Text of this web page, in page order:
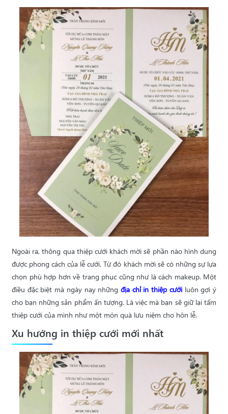
Ngoài ra, thông qua thiệp cưới khách mời sẽ phần nào hình dung
được phong cách của lễ cưới. Từ đó khách mời sẽ có những sự lựa
chọn phù hợp hơn về trang phục cũng như là cách makeup. Một
điều đặc biệt mà ngày nay những địa chỉ in thiệp cướiluôn gợi ý
cho bạn những sản phẩm ấn tượng. Là việc mà bạn sẽ giữ lại tấm
thiệp cưới của mình như một món quà lưu niệm cho hôn lễ.
Xu hướng in thiệp cưới mới nhất